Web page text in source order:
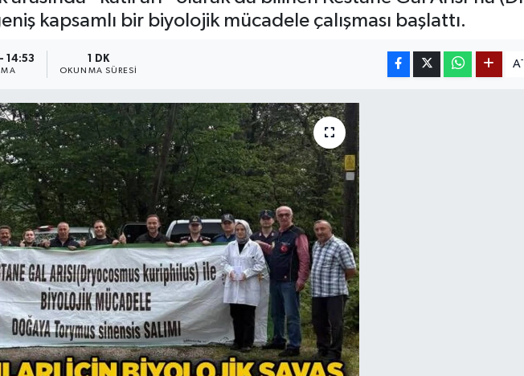
kapsamlı bir biyolojik mücadele çalışması başlattı.
14:53 1 DK
OKUNMA SÜRESI
A-